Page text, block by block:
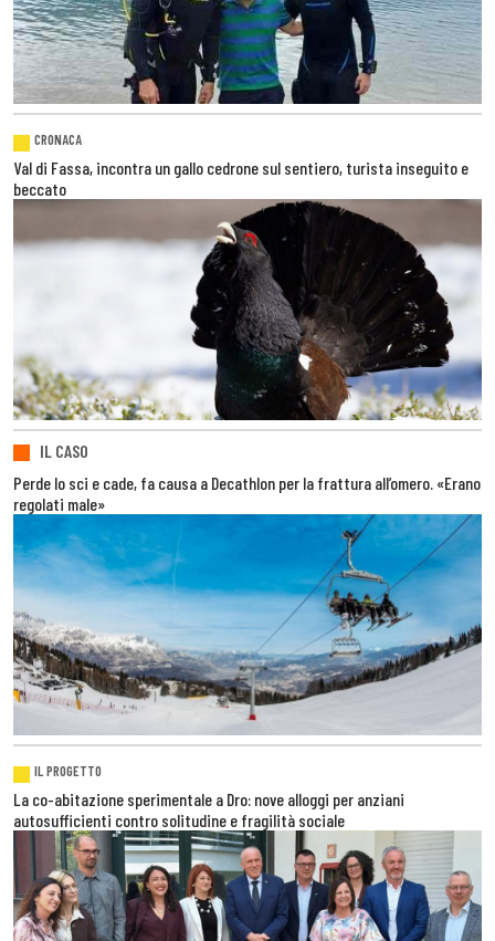
CRONACA
Val di Fassa, incontra un gallo cedrone sul sentiero, turista inseguito e
beccato
IL CASO
Perde lo sci e cade, fa causa a Decathlon per la frattura all’omero. «Erano
regolati male»
IL PROGETTO
La co-abitazione sperimentale a Dro: nove alloggi per anziani
autosufficienti contro solitudine e fragilità sociale